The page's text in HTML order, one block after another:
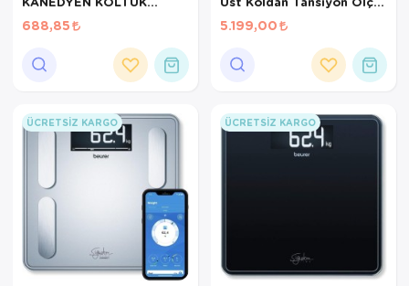
DEĞNEĞİ 1 ADET
KATLANIR ÖZELLİKTE
688,85
– Kablosuz Manşet, Şarj
Edilebilir, Aritmi Tespiti
5.199,00
ÜCRETSIZ KARGO ÜCRETSIZ KARGO